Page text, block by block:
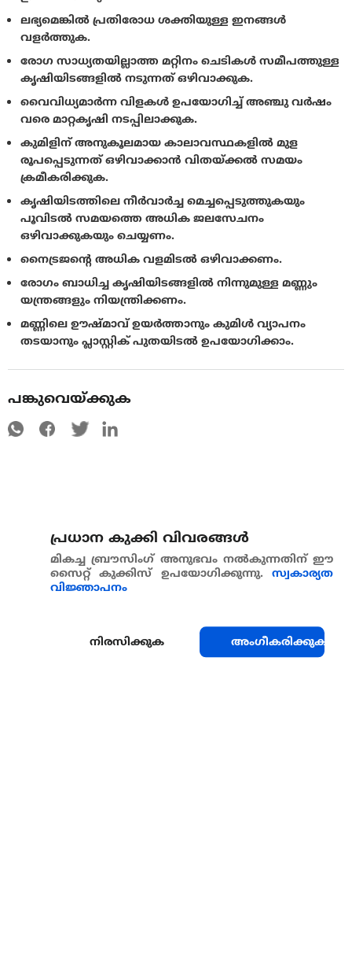
ലഭ്യമെങ്കില്‍ പ്രതിരോധ ശക്തിയുള്ള ഇനങ്ങള്‍
വളര്‍ത്തുക.
രോഗ സാധ്യതയില്ലാത്ത മറ്റിനം ചെടികള്‍ സമീപത്തുള്ള
കൃഷിയിടങ്ങളില്‍ നടുന്നത് ഒഴിവാക്കുക.
വൈവിധ്യമാര്‍ന്ന വിളകള്‍ ഉപയോഗിച്ച് അഞ്ചു വര്‍ഷം
വരെ മാറ്റകൃഷി നടപ്പിലാക്കുക.
കുമിളിന് അനുകൂലമായ കാലാവസ്ഥകളില്‍ മുള
രൂപപ്പെടുന്നത് ഒഴിവാക്കാന്‍ വിതയ്ക്കല്‍ സമയം
ക്രമീകരിക്കുക.
കൃഷിയിടത്തിലെ നീര്‍വാര്‍ച്ച മെച്ചപ്പെടുത്തുകയും
പൂവിടല്‍ സമയത്തെ അധിക ജലസേചനം
ഒഴിവാക്കുകയും ചെയ്യണം.
നൈട്രജന്റെ അധിക വളമിടല്‍ ഒഴിവാക്കണം.
രോഗം ബാധിച്ച കൃഷിയിടങ്ങളില്‍ നിന്നുമുള്ള മണ്ണും
യന്ത്രങ്ങളും നിയന്ത്രിക്കണം.
മണ്ണിലെ ഊഷ്മാവ് ഉയര്‍ത്താനും കുമിള്‍ വ്യാപനം
തടയാനും പ്ലാസ്റ്റിക് പുതയിടല്‍ ഉപയോഗിക്കാം.
പങ്കുവെയ്ക്കുക
പ്രധാന കുക്കി വിവരങ്ങള്‍
മികച്ച ബ്രൗസിംഗ് അനുഭവം നൽകുന്നതിന് ഈ
സൈറ്റ് കുക്കിസ് ഉപയോഗിക്കുന്നു. സ്വകാര്യത
വിജ്ഞാപനം
നിരസിക്കുക അംഗീകരിക്കുക